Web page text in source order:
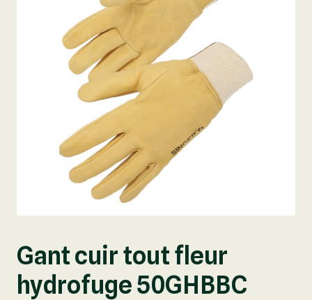
Gant cuir tout fleur
hydrofuge 50GHBBC